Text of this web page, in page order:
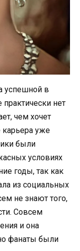
успешной в
нет
чем хочет
уже
были
условиях
годы, так как
из социальных
не знают того,
Совсем
и она
фанаты были